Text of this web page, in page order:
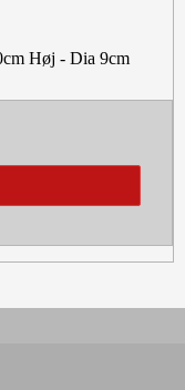
Høj - Dia 9cm